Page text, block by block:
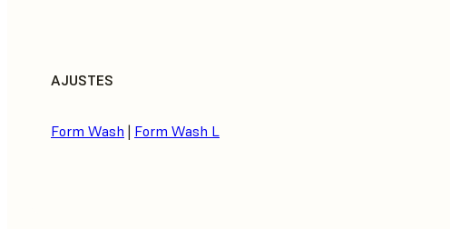
AJUSTES
Form Wash | Form Wash L